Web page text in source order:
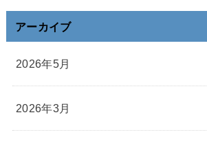
アーカイブ
2026年5月
2026年3月